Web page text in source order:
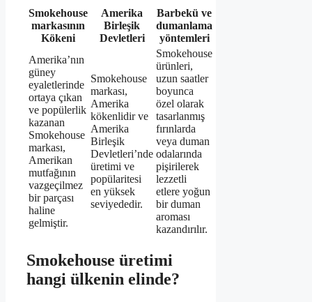
Smokehouse
markasının
Kökeni
Amerika
Birleşik
Devletleri
Barbekü ve
dumanlama
yöntemleri
Amerika’nın
güney
eyaletlerinde
ortaya çıkan
ve popülerlik
kazanan
Smokehouse
markası,
Amerikan
mutfağının
vazgeçilmez
bir parçası
haline
gelmiştir.
Smokehouse
markası,
Amerika
kökenlidir ve
Amerika
Birleşik
Devletleri’nde
üretimi ve
popülaritesi
en yüksek
seviyededir.
Smokehouse
ürünleri,
uzun saatler
boyunca
özel olarak
tasarlanmış
fırınlarda
veya duman
odalarında
pişirilerek
lezzetli
etlere yoğun
bir duman
aroması
kazandırılır.
Smokehouse üretimi
hangi ülkenin elinde?